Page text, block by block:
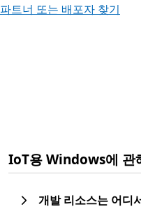
파트너 또는 배포자 찾기
IoT용 Windows에 관
개발 리소스는 어디